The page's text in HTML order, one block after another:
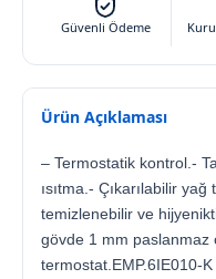
Güvenli Ödeme
Ürün Açıklaması
– Termostatik kontrol.-
ısıtma.- Çıkarılabilir
temizlenebilir ve
gövde 1 mm paslanmaz
termostat.EMP.6IE010-